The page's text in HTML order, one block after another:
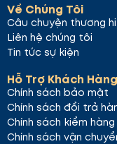
#05 Deep Kiss –
cherry tươi tắn,
Về Chúng Tôi
Câu chuyện thương
Liên hệ chúng tôi
Tin tức sự kiện
Hỗ Trợ Khách Hàng
Chính sách bảo mật
Chính sách đổi trả
Chính sách kiểm hàng
Chính sách vận